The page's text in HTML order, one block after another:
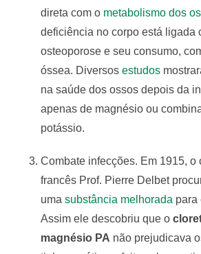
direta com o metabolismo dos
deficiência no corpo está ligada
osteoporose e seu consumo,
óssea. Diversos estudos
na saúde dos ossos depois da
apenas de magnésio ou
potássio.
Combate infecções. Em 1915, o
francês Prof. Pierre Delbet
uma substância melhorada para
Assim ele descobriu que o
magnésio PA não prejudicava